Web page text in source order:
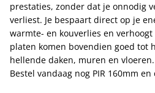
prestaties, zonder dat je onnodig
verliest. Je bespaart direct op je
warmte- en kouverlies en
platen komen bovendien goed tot
hellende daken, muren en
Bestel vandaag nog PIR 160mm